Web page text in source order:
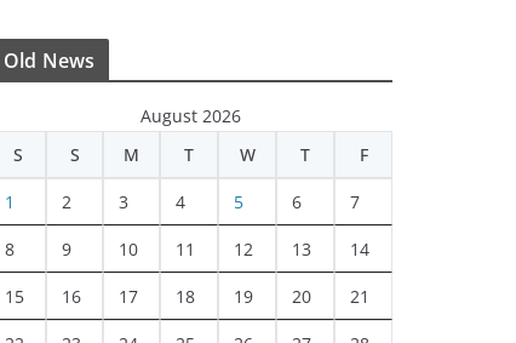
Old News
August 2026
S
S M T W T F
1 2 3 4 5 6 7
8 9 10 11 12 13 14
15 16 17 18 19 20 21